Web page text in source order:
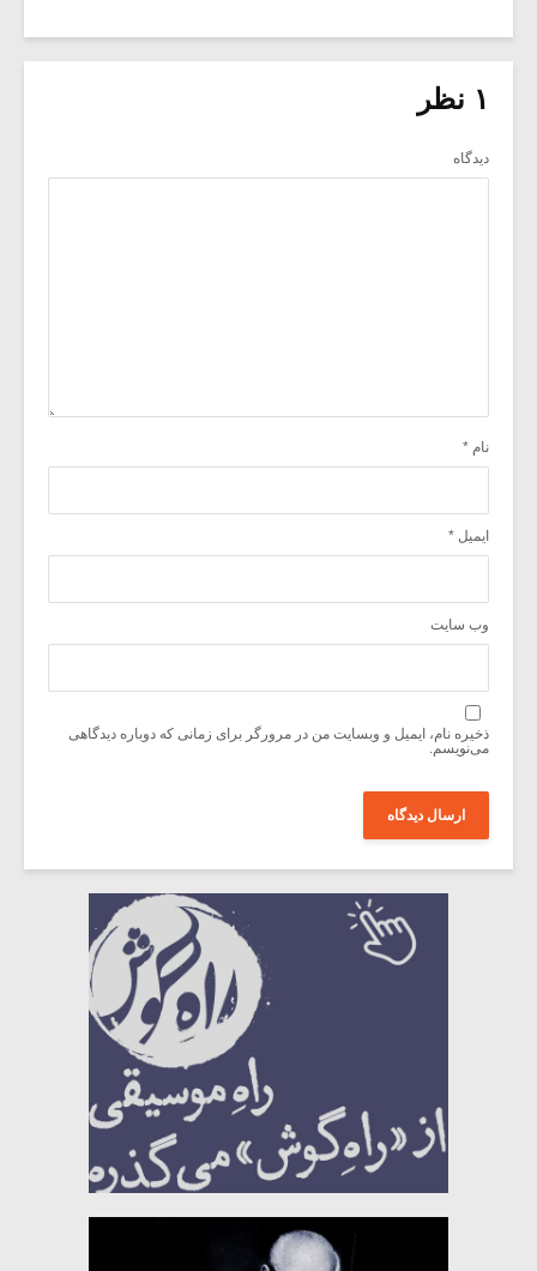
۱ نظر
دیدگاه
نام *
ایمیل *
وب‌ سایت
ذخیره نام، ایمیل و وبسایت من در مرورگر برای زمانی که دوباره دیدگاهی
می‌نویسم.